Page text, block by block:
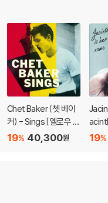
Chet Baker (쳇 베이
커) - Sings [옐로우 컬
러 LP] 40,300원
19% 19%